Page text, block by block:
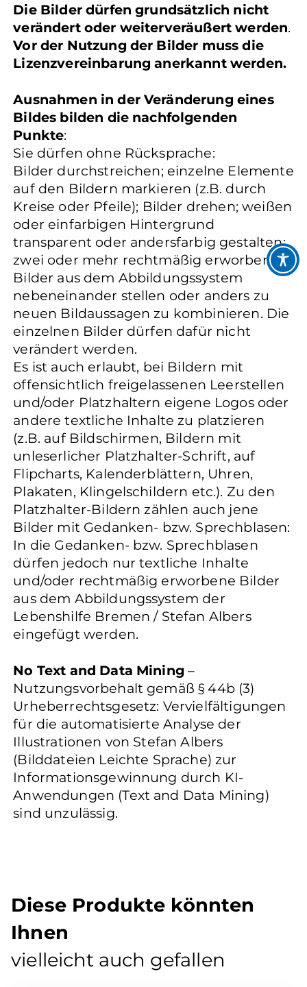
Die Bilder dürfen grundsätzlich nicht
verändert oder weiterveräußert werden.
Vor der Nutzung der Bilder muss die
Lizenzvereinbarung anerkannt werden.
Ausnahmen in der Veränderung eines
Bildes bilden die nachfolgenden
Punkte:
Sie dürfen ohne Rücksprache:
Bilder durchstreichen; einzelne Elemente
auf den Bildern markieren (z.B. durch
Kreise oder Pfeile); Bilder drehen; weißen
oder einfarbigen Hintergrund
transparent oder andersfarbig gestalten;
zwei oder mehr rechtmäßig erworbene
Bilder aus dem Abbildungssystem
nebeneinander stellen oder anders zu
neuen Bildaussagen zu kombinieren. Die
einzelnen Bilder dürfen dafür nicht
verändert werden.
Es ist auch erlaubt, bei Bildern mit
offensichtlich freigelassenen Leerstellen
und/oder Platzhaltern eigene Logos oder
andere textliche Inhalte zu platzieren
(z.B. auf Bildschirmen, Bildern mit
unleserlicher Platzhalter-Schrift, auf
Flipcharts, Kalenderblättern, Uhren,
Plakaten, Klingelschildern etc.). Zu den
Platzhalter-Bildern zählen auch jene
Bilder mit Gedanken- bzw. Sprechblasen:
In die Gedanken- bzw. Sprechblasen
dürfen jedoch nur textliche Inhalte
und/oder rechtmäßig erworbene Bilder
aus dem Abbildungssystem der
Lebenshilfe Bremen / Stefan Albers
eingefügt werden.
No Text and Data Mining –
Nutzungsvorbehalt gemäß § 44b (3)
Urheberrechtsgesetz: Vervielfältigungen
für die automatisierte Analyse der
Illustrationen von Stefan Albers
(Bilddateien Leichte Sprache) zur
Informationsgewinnung durch KI-
Anwendungen (Text and Data Mining)
sind unzulässig.
Diese Produkte könnten
Ihnen
vielleicht auch gefallen